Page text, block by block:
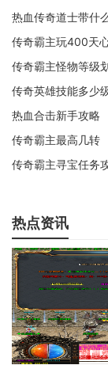
热血传奇道士带什
传奇霸主玩400天
传奇霸主怪物等级
传奇英雄技能多少
热血合击新手攻略
传奇霸主最高几转
传奇霸主寻宝任务
热点资讯